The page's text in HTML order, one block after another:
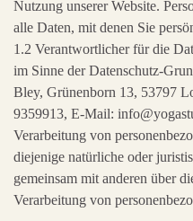
Nutzung unserer Website.
alle Daten, mit denen Sie
1.2 Verantwortlicher für die
im Sinne der Datenschutz-
Bley, Grünenborn 13, 53797
9359913, E-Mail:
Verarbeitung von
diejenige natürliche oder
gemeinsam mit anderen über
Verarbeitung von